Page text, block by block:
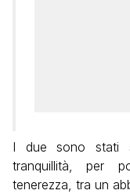
I due sono stati
tranquillità, per
tenerezza, tra un